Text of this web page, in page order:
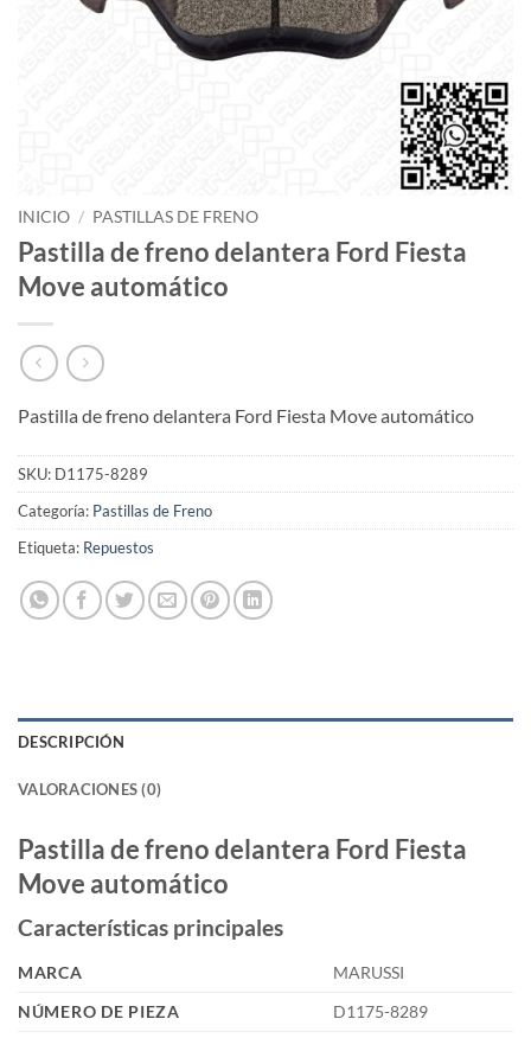
INICIO / PASTILLAS DE FRENO
Pastilla de freno delantera Ford Fiesta
Move automático
Pastilla de freno delantera Ford Fiesta Move automático
SKU: D1175-8289
Categoría: Pastillas de Freno
Etiqueta: Repuestos
DESCRIPCIÓN
VALORACIONES (0)
Pastilla de freno delantera Ford Fiesta
Move automático
Características principales
MARCA
MARUSSI
NÚMERO DE PIEZA
D1175-8289